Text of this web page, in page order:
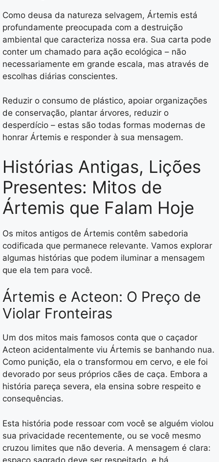
Como deusa da natureza selvagem, Ártemis está
profundamente preocupada com a destruição
ambiental que caracteriza nossa era. Sua carta pode
conter um chamado para ação ecológica – não
necessariamente em grande escala, mas através de
escolhas diárias conscientes.
Reduzir o consumo de plástico, apoiar organizações
de conservação, plantar árvores, reduzir o
desperdício – estas são todas formas modernas de
honrar Ártemis e responder à sua mensagem.
Histórias Antigas, Lições
Presentes: Mitos de
Ártemis que Falam Hoje
Os mitos antigos de Ártemis contêm sabedoria
codificada que permanece relevante. Vamos explorar
algumas histórias que podem iluminar a mensagem
que ela tem para você.
Ártemis e Acteon: O Preço de
Violar Fronteiras
Um dos mitos mais famosos conta que o caçador
Acteon acidentalmente viu Ártemis se banhando nua.
Como punição, ela o transformou em cervo, e ele foi
devorado por seus próprios cães de caça. Embora a
história pareça severa, ela ensina sobre respeito e
consequências.
Esta história pode ressoar com você se alguém violou
sua privacidade recentemente, ou se você mesmo
cruzou limites que não deveria. A mensagem é clara:
espaço sagrado deve ser respeitado, e há